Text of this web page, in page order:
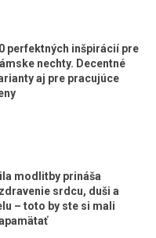
perfektných inšpirácií pre
nechty. Decentné
aj pre pracujúce
modlitby prináša
srdcu, duši a
– toto by ste si mali